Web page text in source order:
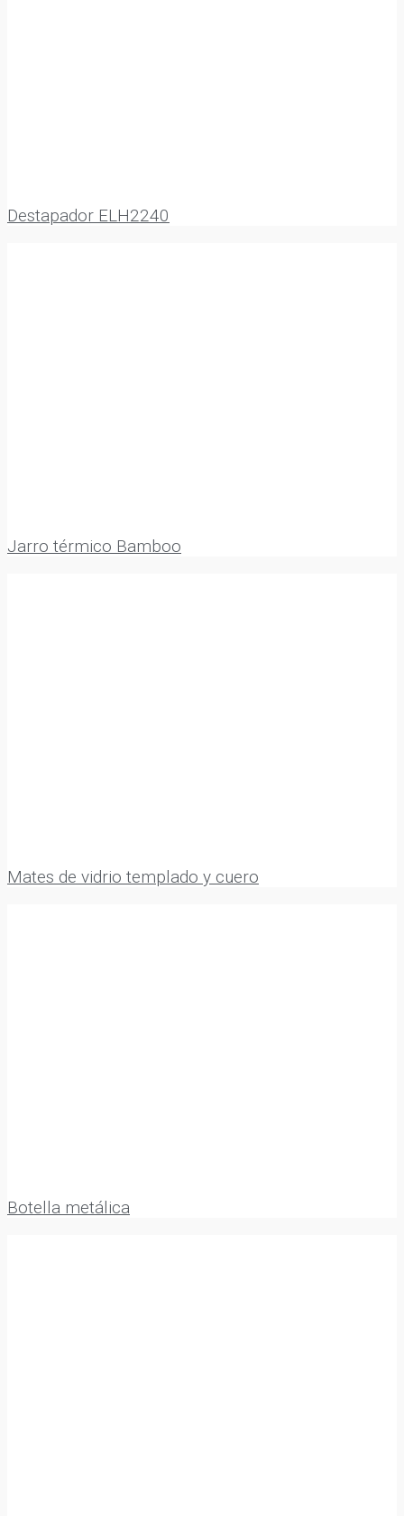
Destapador ELH2240
Jarro térmico Bamboo
Mates de vidrio templado y cuero
Botella metálica